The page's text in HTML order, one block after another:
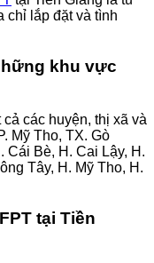
chỉ lắp đặt và tình
khu vực
các huyện, thị xã và
Mỹ Tho, TX. Gò
Cái Bè, H. Cai Lậy, H.
Tây, H. Mỹ Tho, H.
tại Tiền